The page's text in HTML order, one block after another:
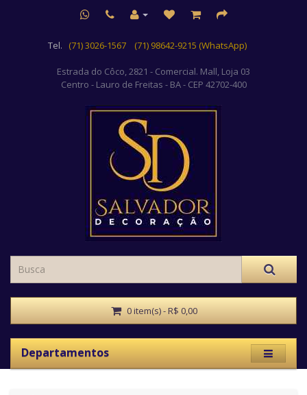
Tel. (71) 3026-1567 (71) 98642-9215 (WhatsApp)
Estrada do Côco, 2821 - Comercial. Mall, Loja 03
Centro - Lauro de Freitas - BA - CEP 42702-400
0 item(s) - R$ 0,00
Departamentos